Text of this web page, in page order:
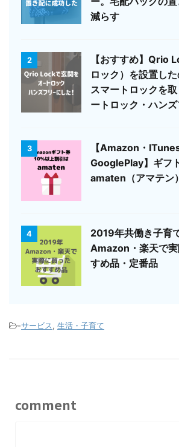
減らす
2
【おすすめ】Qrio
ロック）を設置した
スマートロックを
ートロック・ハン
3
【Amazon・
GooglePlay】ギフ
amaten（アマテン）
4
2019年共働き子育
Amazon・楽天で
すめ品・定番品
-サービス, 生活・子育て
comment